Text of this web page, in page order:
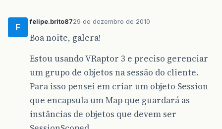
F
felipe.brito8729 de dezembro de 2010
Boa noite, galera!
Estou usando VRaptor 3 e preciso gerenciar
um grupo de objetos na sessão do cliente.
Para isso pensei em criar um objeto Session
que encapsula um Map que guardará as
instâncias de objetos que devem ser